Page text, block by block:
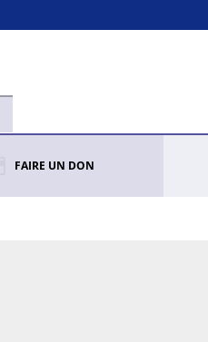
FAIRE UN DON